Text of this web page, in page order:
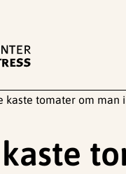
kaste tomater om man